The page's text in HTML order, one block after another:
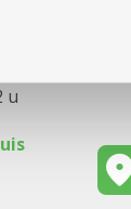
inwoner van
u